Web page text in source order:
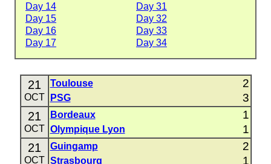
Day 14
Day 31
Day 15
Day 32
Day 16
Day 33
Day 17
Day 34
21
OCT
Toulouse 2
PSG 3
21
OCT
Bordeaux 1
Olympique Lyon 1
21
OCT
Guingamp 2
Strasbourg 1